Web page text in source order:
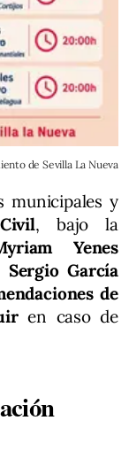
de Sevilla La Nueva
municipales y
, bajo la
Yenes
Sergio García
de
en caso de